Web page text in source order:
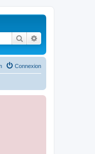
Rechercher
Connexion